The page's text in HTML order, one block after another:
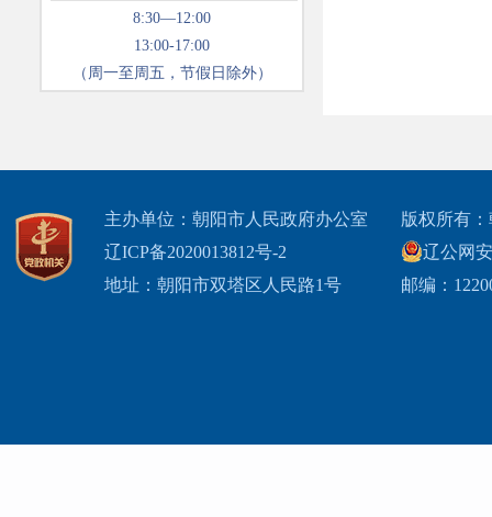
8:30—12:00
13:00-17:00
（周一至周五，节假日除外）
主办单位：朝阳市人民政府办公室
辽ICP备2020013812号-2
地址：朝阳市双塔区人民路1号
版权所有
辽公网
邮编：